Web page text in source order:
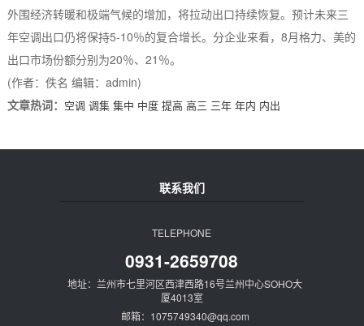
外围经济转暖和极端气候的增加，将拉动出口持续恢复。预计未来三
年空调出口仍将保持5-10％的复合增长。分企业来看，8月格力、美的
出口市场份额分别为20％、21％。
(作者：佚名 编辑：admin)
文章热词： 空调 调集 集中 中度 提高 高三 三年 年内 内出
联系我们
TELEPHONE
0931-2659708
地址：兰州市七里河区西津西路16号兰州中心SOHO大
厦4013室
邮箱：1075749340@qq.com